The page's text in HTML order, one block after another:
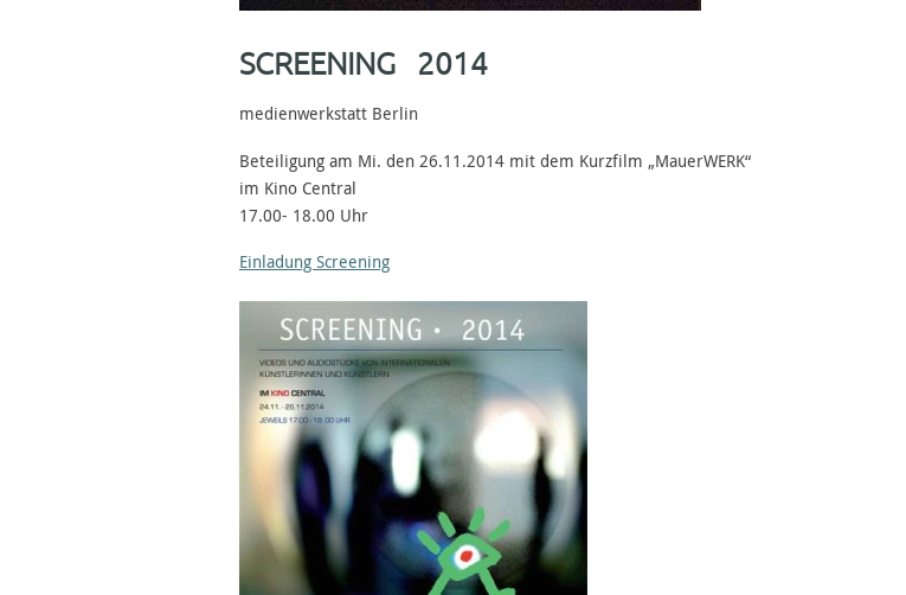
SCREENING 2014
medienwerkstatt Berlin
Beteiligung am Mi. den 26.11.2014 mit dem Kurzfilm „MauerWERK“
im Kino Central
17.00- 18.00 Uhr
Einladung Screening